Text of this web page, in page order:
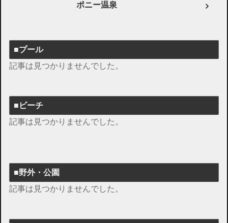
ポニー温泉
■プール
記事は見つかりませんでした。
■ビーチ
記事は見つかりませんでした。
■野外・公園
記事は見つかりませんでした。